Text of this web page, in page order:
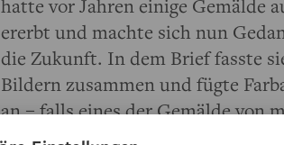
hatte vor Jahren einige Gemälde
ererbt und machte sich nun
die Zukunft. In dem Brief fasste
Bildern zusammen und fügte
an – falls eines der Gemälde von
dem Städel Museum als